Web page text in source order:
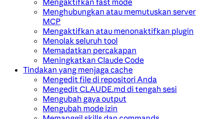
Mengaktifkan fast mode
Menghubungkan atau memutuskan server
MCP
Mengaktifkan atau menonaktifkan plugin
Menolak seluruh tool
Memadatkan percakapan
Meningkatkan Claude Code
Tindakan yang menjaga cache
Mengedit file di repositori Anda
Mengedit CLAUDE.md di tengah sesi
Mengubah gaya output
Mengubah mode izin